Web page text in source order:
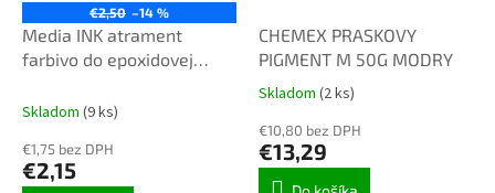
€2,50 –14 %
Media INK atrament
farbivo do epoxidovej
Skladom (9 ks)
€1,75 bez DPH
€2,15
CHEMEX PRASKOVY
PIGMENT M 50G MODRY
Priemerné
produktu
je
5,0
Skladom (2 ks)
€10,80 bez DPH
€13,29